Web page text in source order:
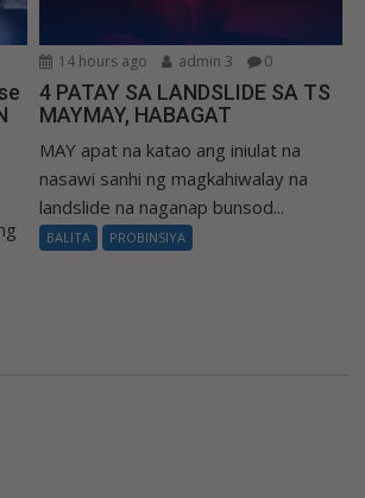
14 hours ago admin 3 0
4 PATAY SA LANDSLIDE SA TS
MAYMAY, HABAGAT
MAY apat na katao ang iniulat na
nasawi sanhi ng magkahiwalay na
landslide na naganap bunsod...
BALITA PROBINSIYA